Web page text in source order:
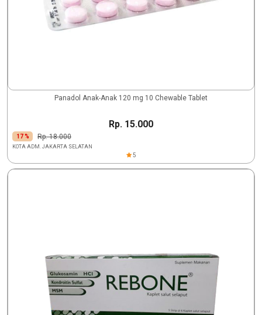
Panadol Anak-Anak 120 mg 10 Chewable Tablet
Rp. 15.000
17 % Rp. 18.000
KOTA ADM. JAKARTA SELATAN
5